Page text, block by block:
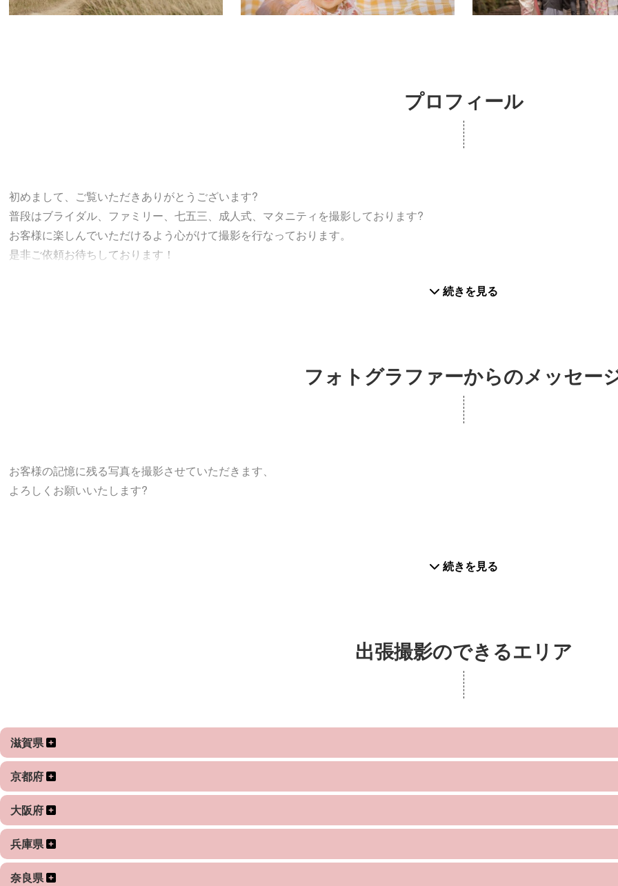
プロフィール
初めまして、ご覧いただきありがとうございます?
普段はブライダル、ファミリー、七五三、成人式、マタニティを撮影しております?
お客様に楽しんでいただけるよう心がけて撮影を行なっております。
是非ご依頼お待ちしております！
続きを見る
フォトグラファーからのメッセー
お客様の記憶に残る写真を撮影させていただきます、
よろしくお願いいたします?
続きを見る
出張撮影のできるエリア
滋賀県
京都府
大阪府
兵庫県
奈良県